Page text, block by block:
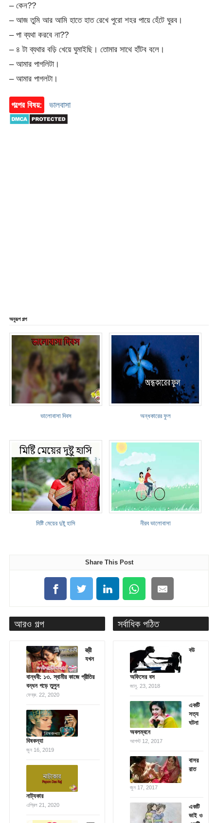
– কেন??
– আজ তুমি আর আমি হাতে হাত রেখে পুরো শহর পায়ে হেঁটে ঘুরব।
– পা ব্যথা করবে না??
– ৪ টা ব্যথার বড়ি খেয়ে ঘুমাইছি। তোমার সাথে হাঁটব বলে।
– আমার পাগলিটা।
– আমার পাগলটা।
গল্পের বিষয়: ভালবাসা
অনুরূপ গল্প
ভালোবাসা দিবস অন্ধকারের ফুল
মিষ্টি মেয়ের দুষ্টু হাসি নীরব ভালোবাসা
Share This Post
আরও গল্প
স্ত্রী
যখন
বান্ধবী: ১৩. স্বামীর কাজে প্রীতির
বন্ধন গড়ে তুলুন
ফেব্রু. 22, 2020
বিষকন্যা
জুন 16, 2019
নাট্যকার
এপ্রিল 21, 2020
সর্বাধিক পঠিত
বউ
অফিসের বস
জানু. 23, 2018
একটি
সত্য
ঘটনা
অবলম্বনে
আগস্ট 12, 2017
বাসর
রাত
জুন 17, 2017
একটি
ভাই ও